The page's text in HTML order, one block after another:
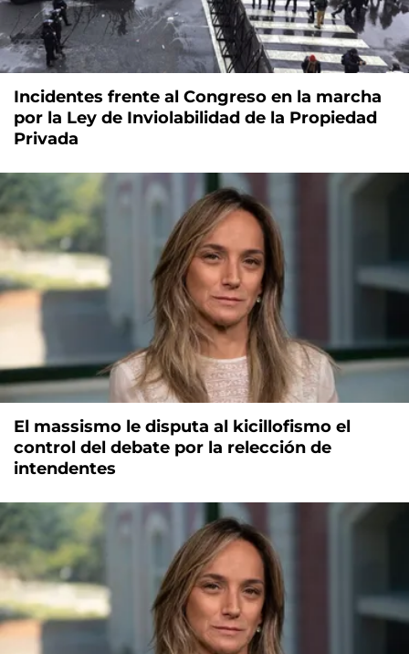
Incidentes frente al Congreso en la marcha
por la Ley de Inviolabilidad de la Propiedad
Privada
El massismo le disputa al kicillofismo el
control del debate por la relección de
intendentes